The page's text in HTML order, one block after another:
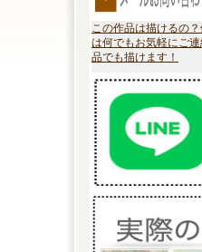
この作品は描けるの
は何でもお気軽にご
品でも描けます！